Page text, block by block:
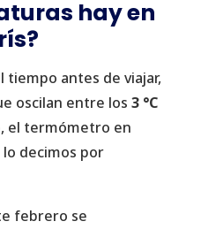
hay en
tiempo antes de viajar,
oscilan entre los 3 °C
el termómetro en
lo decimos por
febrero se